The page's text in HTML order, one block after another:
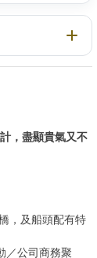
，盡顯貴氣又不
，及船頭配有特
／公司商務聚